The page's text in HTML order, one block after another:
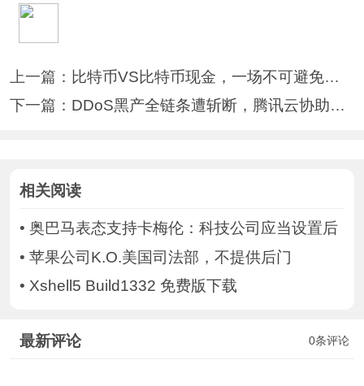
上一篇： 比特币VS比特币现金，一场不可避免的内
下一篇： DDoS黑产全链条遭斩断，腾讯云协助警方
相关阅读
• 奥巴马表态支持卡梅伦：科技公司应当设置后
• 苹果公司K.O.美国司法部，不提供后门
• Xshell5 Build1332 免费版下载
0条评论
最新评论